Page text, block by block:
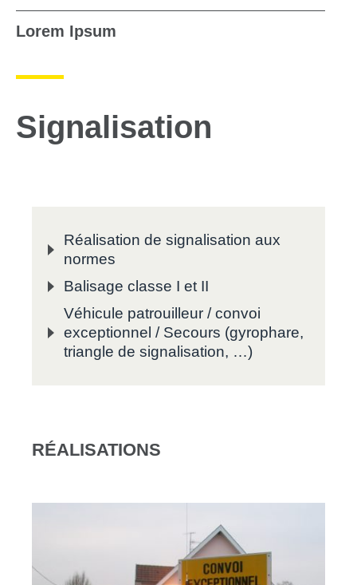
Lorem Ipsum
Signalisation
Réalisation de signalisation aux
normes
Balisage classe I et II
Véhicule patrouilleur / convoi
exceptionnel / Secours (gyrophare,
triangle de signalisation, …)
RÉALISATIONS